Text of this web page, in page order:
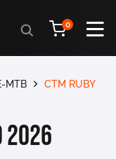
Products
search
0
MTB
CTM RUBY
2026